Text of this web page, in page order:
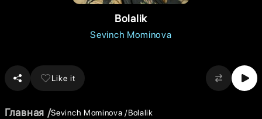
Bolalik
Sevinch Mominova
Like it
Главная Sevinch Mominova Bolalik